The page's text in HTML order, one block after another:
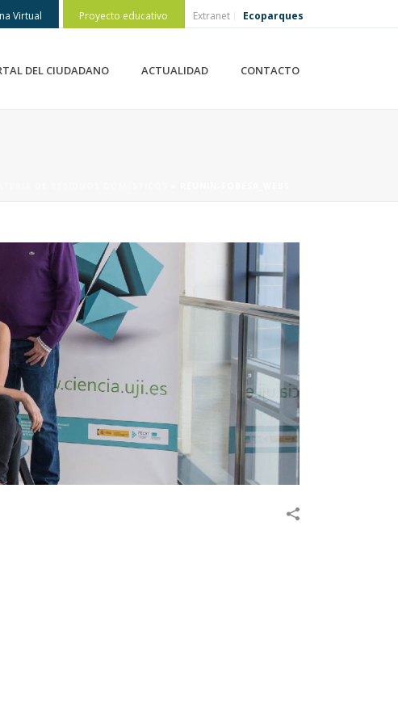
Virtual Proyecto educativo Extranet Ecoparques
DEL CIUDADANO ACTUALIDAD CONTACTO